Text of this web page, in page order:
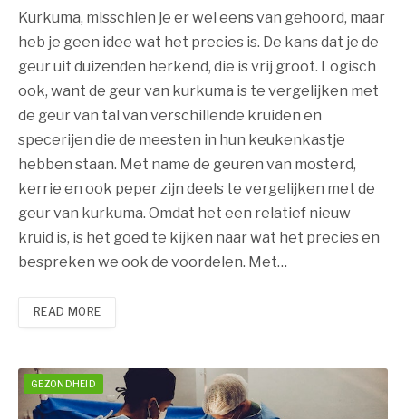
Kurkuma, misschien je er wel eens van gehoord, maar
heb je geen idee wat het precies is. De kans dat je de
geur uit duizenden herkend, die is vrij groot. Logisch
ook, want de geur van kurkuma is te vergelijken met
de geur van tal van verschillende kruiden en
specerijen die de meesten in hun keukenkastje
hebben staan. Met name de geuren van mosterd,
kerrie en ook peper zijn deels te vergelijken met de
geur van kurkuma. Omdat het een relatief nieuw
kruid is, is het goed te kijken naar wat het precies en
bespreken we ook de voordelen. Met…
READ MORE
GEZONDHEID